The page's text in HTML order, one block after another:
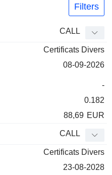
Filters
Hefboom
CALL
Certificats Divers
08-09-2026
-
0.182
88,69 EUR
CALL
Certificats Divers
23-08-2028